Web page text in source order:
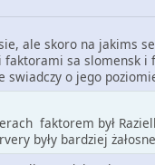
ale skoro na jakims
faktorami sa slomensk i
swiadczy o jego
faktorem był
były bardziej